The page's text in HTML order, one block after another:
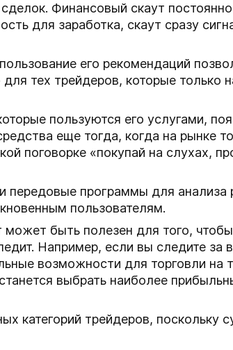
Финансовый скаут
для заработка, скаут сразу
его рекомендаций
тех трейдеров, которые только
пользуются его услугами,
еще тогда, когда на рынке
поговорке «покупай на слухах,
передовые программы для анализа
пользователям.
может быть полезен для того,
Например, если вы следите за
возможности для торговли на
выбрать наиболее
категорий трейдеров, поскольку